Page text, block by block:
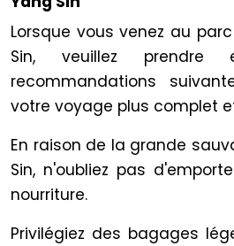
Lorsque vous venez au
Sin, veuillez
recommandations
votre voyage plus complet
En raison de la grande
Sin, n'oubliez pas
nourriture.
Privilégiez des bagages